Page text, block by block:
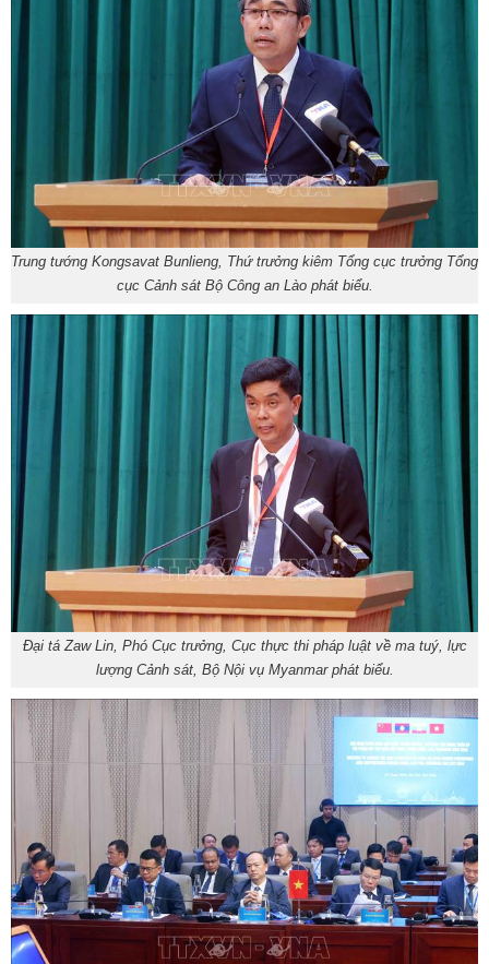
Trung tướng Kongsavat Bunlieng, Thứ trưởng kiêm Tổng cục trưởng Tổng
cục Cảnh sát Bộ Công an Lào phát biểu.
Đại tá Zaw Lin, Phó Cục trưởng, Cục thực thi pháp luật về ma tuý, lực
lượng Cảnh sát, Bộ Nội vụ Myanmar phát biểu.